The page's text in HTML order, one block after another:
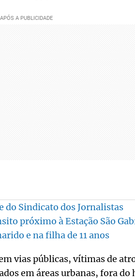
do Sindicato dos Jornalistas
próximo à Estação São
e na filha de 11 anos
vias públicas, vítimas de
em áreas urbanas, fora do